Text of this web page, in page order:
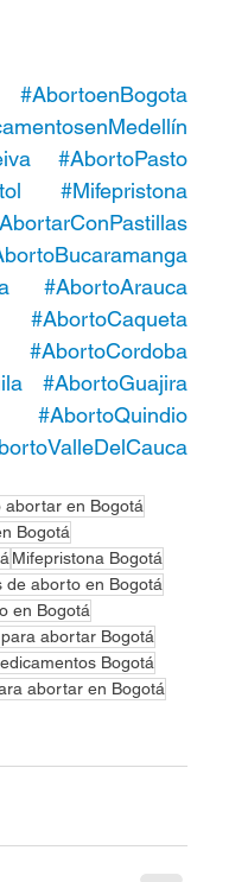
#AbortoenBogota
#AbortoPasto
#Mifepristona
#AbortoArauca
#AbortoCaqueta
#AbortoCordoba
#AbortoGuajira
#AbortoQuindio
abortar en Bogotá
Bogotá
Mifepristona Bogotá
de aborto en Bogotá
en Bogotá
abortar Bogotá
Bogotá
abortar en Bogotá